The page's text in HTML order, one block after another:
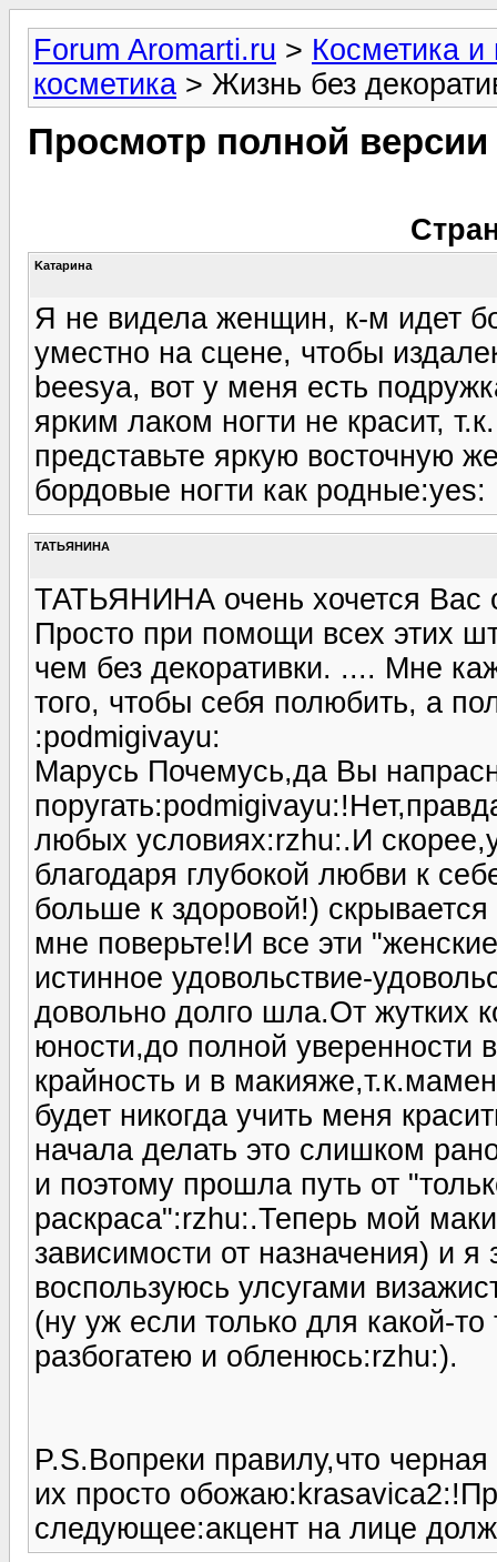
Forum Aromarti.ru > Косметика
косметика > Жизнь без
Просмотр полной
Kатарина
Я не видела женщин, к-м идет
уместно на сцене, чтобы
beesya, вот у меня есть
ярким лаком ногти не красит,
представьте яркую восточную
бордовые ногти как родные:yes:
ТАТЬЯНИНА
ТАТЬЯНИНА очень хочется Вас
Просто при помощи всех этих
чем без декоративки. .... Мне
того, чтобы себя полюбить, а
:podmigivayu:
Марусь Почемусь,да Вы
любых условиях:rzhu:.И
благодаря глубокой любви к
больше к здоровой!)
мне поверьте!И все эти
истинное удовольствие-
довольно долго шла.От жутких
юности,до полной уверенности
крайность и в
будет никогда учить меня
начала делать это слишком
и поэтому прошла путь от
раскраса":rzhu:.Теперь мой
зависимости от назначения) и я
воспользуюсь улсугами
(ну уж если только для какой-
разбогатею и обленюсь:rzhu:).
P.S.Вопреки правилу,что
их просто
следующее:акцент на лице